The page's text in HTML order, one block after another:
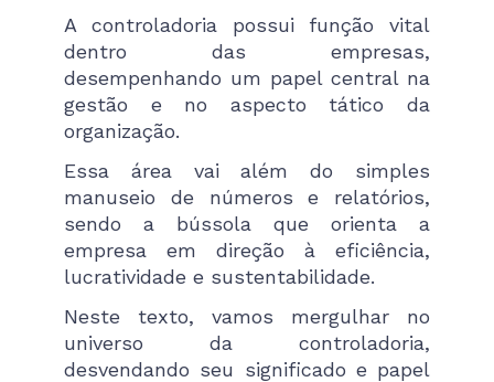
A controladoria possui função vital
dentro das empresas,
desempenhando um papel central na
gestão e no aspecto tático da
organização.
Essa área vai além do simples
manuseio de números e relatórios,
sendo a bússola que orienta a
empresa em direção à eficiência,
lucratividade e sustentabilidade.
Neste texto, vamos mergulhar no
universo da controladoria,
desvendando seu significado e papel